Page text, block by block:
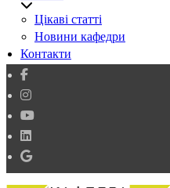
Цікаві статті
Новини кафедри
Контакти